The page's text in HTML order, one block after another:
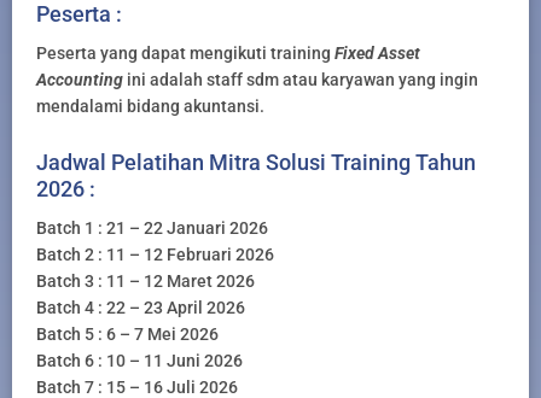
Peserta :
Peserta yang dapat mengikuti training Fixed Asset
Accounting ini adalah staff sdm atau karyawan yang ingin
mendalami bidang akuntansi.
Jadwal Pelatihan Mitra Solusi Training Tahun
2026 :
Batch 1 : 21 – 22 Januari 2026
Batch 2 : 11 – 12 Februari 2026
Batch 3 : 11 – 12 Maret 2026
Batch 4 : 22 – 23 April 2026
Batch 5 : 6 – 7 Mei 2026
Batch 6 : 10 – 11 Juni 2026
Batch 7 : 15 – 16 Juli 2026